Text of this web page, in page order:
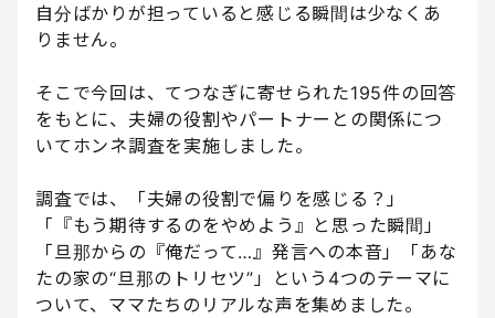
自分ばかりが担っていると感じる瞬間は少なくあ
りません。
そこで今回は、てつなぎに寄せられた195件の回答
をもとに、夫婦の役割やパートナーとの関係につ
いてホンネ調査を実施しました。
調査では、「夫婦の役割で偏りを感じる？」
「『もう期待するのをやめよう』と思った瞬間」
「旦那からの『俺だって…』発言への本音」「あな
たの家の“旦那のトリセツ”」という4つのテーマに
ついて、ママたちのリアルな声を集めました。